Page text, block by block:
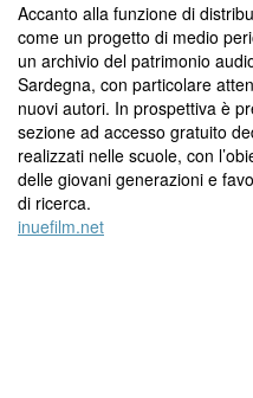
Accanto alla funzione di
come un progetto di medio
un archivio del patrimonio
Sardegna, con particolare
nuovi autori. In prospettiva è
sezione ad accesso gratuito
realizzati nelle scuole, con
delle giovani generazioni e
di ricerca.
inuefilm.net